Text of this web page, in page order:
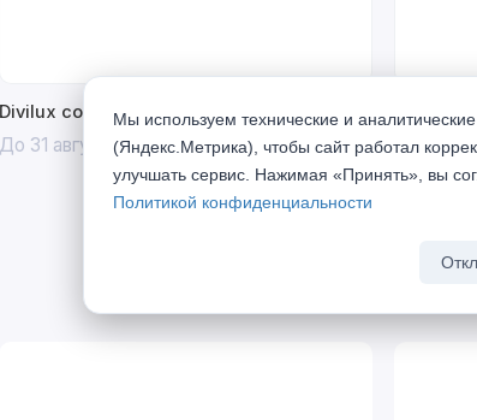
Divilux со скидкой 20%
До 31 августа 2026 г
Скрытый
До 31
Мы используем технические и
(Яндекс.Метрика), чтобы сайт работал
улучшать сервис. Нажимая «Принять», вы
Политикой конфиденциальности